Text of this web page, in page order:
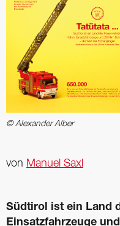
© Alexander Alber
von Manuel Saxl
Südtirol ist ein Land
Einsatzfahrzeuge